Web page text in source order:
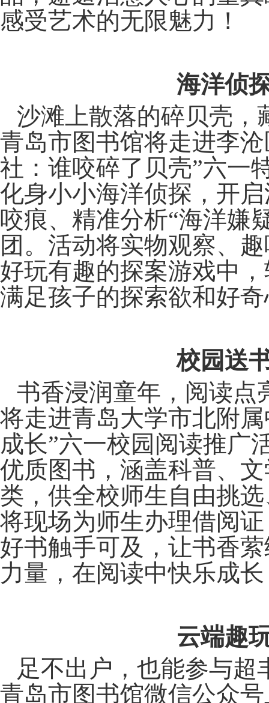
感受艺术的无限魅力！
海洋侦
沙滩上散落的碎贝壳，
青岛市图书馆将走进李
社：谁咬碎了贝壳”六一
化身小小海洋侦探，开
咬痕、精准分析“海洋嫌
团。活动将实物观察、
好玩有趣的探案游戏中
满足孩子的探索欲和好
校园送
书香浸润童年，阅读点
将走进青岛大学市北附
成长”六一校园阅读推广
优质图书，涵盖科普、
类，供全校师生自由挑
将现场为师生办理借阅
好书触手可及，让书香
力量，在阅读中快乐成
云端趣
足不出户，也能参与超
青岛市图书馆微信公众